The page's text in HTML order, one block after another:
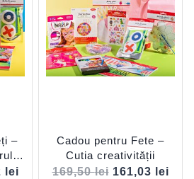
–
lei
Cadou pentru Fete –
Cutia creativității
169,50lei 161,03 lei